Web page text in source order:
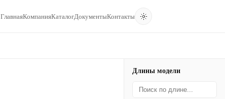
ГлавнаяКомпанияКаталогДокументыКонтакты
Длины модели